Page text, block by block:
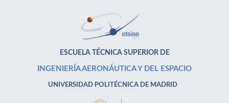
ESCUELA TÉCNICA SUPERIOR DE
INGENIERÍA AERONÁUTICA Y DEL ESPACIO
UNIVERSIDAD POLITÉCNICA DE MADRID